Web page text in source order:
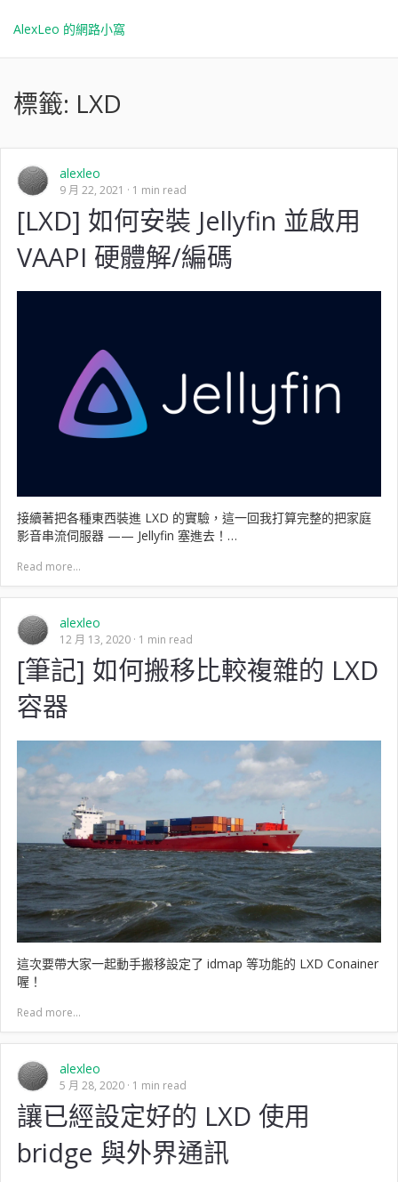
AlexLeo 的網路小窩
標籤: LXD
alexleo
9 月 22, 2021 1 min read
[LXD] 如何安裝 Jellyfin 並啟用
VAAPI 硬體解/編碼
接續著把各種東西裝進 LXD 的實驗，這一回我打算完整的把家庭
影音串流伺服器 —— Jellyfin 塞進去！…
Read more...
alexleo
12 月 13, 2020 1 min read
[筆記] 如何搬移比較複雜的 LXD
容器
這次要帶大家一起動手搬移設定了 idmap 等功能的 LXD Conainer
喔！
Read more...
alexleo
5 月 28, 2020 1 min read
讓已經設定好的 LXD 使用
bridge 與外界通訊